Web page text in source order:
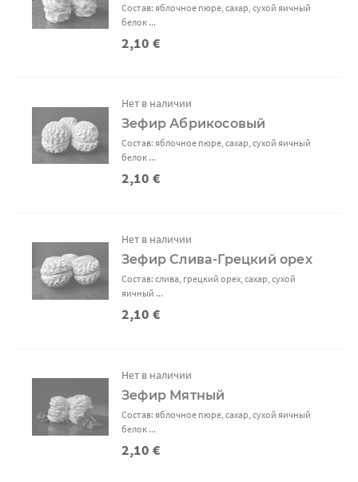
2,10 €
Состав: яблочное пюре, сахар, сухой яичный
белок ...
Зефир Абрикосовый
2,10 €
Нет в наличии
Состав: яблочное пюре, сахар, сухой яичный
белок ...
Зефир Слива-Грецкий орех
2,10 €
Нет в наличии
Состав: слива, грецкий орех, сахар, сухой
яичный ...
Зефир Мятный
2,10 €
Нет в наличии
Состав: яблочное пюре, сахар, сухой яичный
белок ...